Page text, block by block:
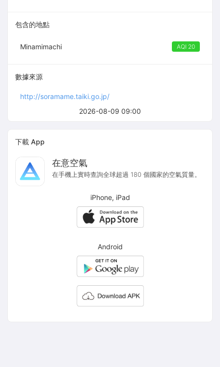
2026-08-09 09:00
包含的地點
Minamimachi AQI 20
數據來源
http://soramame.taiki.go.jp/
下載 App
在意空氣
在手機上實時查詢全球超過 180 個國家的空氣質量。
iPhone, iPad
Android